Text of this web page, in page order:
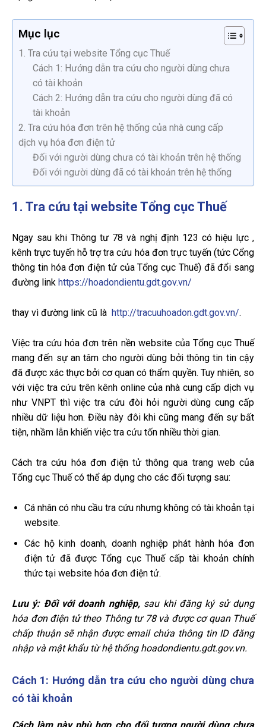
Mục lục
1. Tra cứu tại website Tổng cục Thuế
Cách 1: Hướng dẫn tra cứu cho người dùng chưa
có tài khoản
Cách 2: Hướng dẫn tra cứu cho người dùng đã có
tài khoản
2. Tra cứu hóa đơn trên hệ thống của nhà cung cấp
dịch vụ hóa đơn điện tử
Đối với người dùng chưa có tài khoản trên hệ thống
Đối với người dùng đã có tài khoản trên hệ thống
1. Tra cứu tại website Tổng cục Thuế
Ngay sau khi Thông tư 78 và nghị định 123 có hiệu lực ,
kênh trực tuyến hỗ trợ tra cứu hóa đơn trực tuyến (tức Cổng
thông tin hóa đơn điện tử của Tổng cục Thuế) đã đổi sang
đường link https://hoadondientu.gdt.gov.vn/
thay vì đường link cũ là http://tracuuhoadon.gdt.gov.vn/.
Việc tra cứu hóa đơn trên nền website của Tổng cục Thuế
mang đến sự an tâm cho người dùng bởi thông tin tin cậy
đã được xác thực bởi cơ quan có thẩm quyền. Tuy nhiên, so
với việc tra cứu trên kênh online của nhà cung cấp dịch vụ
như VNPT thì việc tra cứu đòi hỏi người dùng cung cấp
nhiều dữ liệu hơn. Điều này đôi khi cũng mang đến sự bất
tiện, nhầm lẫn khiến việc tra cứu tốn nhiều thời gian.
Cách tra cứu hóa đơn điện tử thông qua trang web của
Tổng cục Thuế có thể áp dụng cho các đối tượng sau:
Cá nhân có nhu cầu tra cứu nhưng không có tài khoản tại
website.
Các hộ kinh doanh, doanh nghiệp phát hành hóa đơn
điện tử đã được Tổng cục Thuế cấp tài khoản chính
thức tại website hóa đơn điện tử.
Lưu ý: Đối với doanh nghiệp, sau khi đăng ký sử dụng
hóa đơn điện tử theo Thông tư 78 và được cơ quan Thuế
chấp thuận sẽ nhận được email chứa thông tin ID đăng
nhập và mật khẩu từ hệ thống hoadondientu.gdt.gov.vn.
Cách 1: Hướng dẫn tra cứu cho người dùng chưa
có tài khoản